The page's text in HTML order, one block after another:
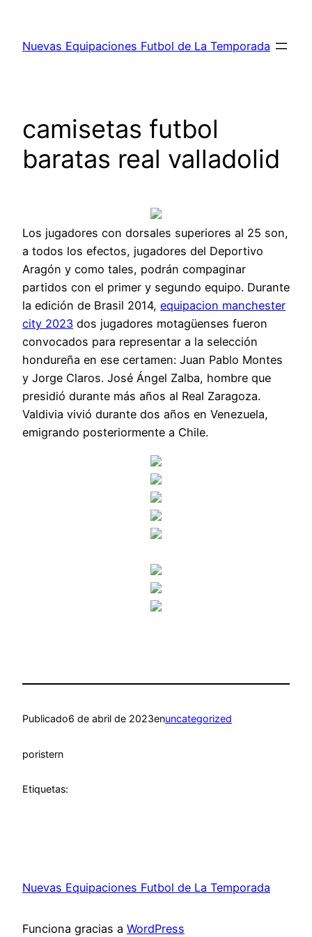
contenido
Nuevas Equipaciones Futbol de La Temporada
camisetas futbol
baratas real valladolid
Los jugadores con dorsales superiores al 25 son,
a todos los efectos, jugadores del Deportivo
Aragón y como tales, podrán compaginar
partidos con el primer y segundo equipo. Durante
la edición de Brasil 2014, equipacion manchester
city 2023 dos jugadores motagüenses fueron
convocados para representar a la selección
hondureña en ese certamen: Juan Pablo Montes
y Jorge Claros. José Ángel Zalba, hombre que
presidió durante más años al Real Zaragoza.
Valdivia vivió durante dos años en Venezuela,
emigrando posteriormente a Chile.
Publicado6 de abril de 2023enuncategorized
poristern
Etiquetas:
Nuevas Equipaciones Futbol de La Temporada
Funciona gracias a WordPress